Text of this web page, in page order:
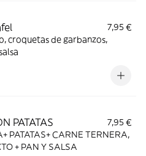
7,95 €
croquetas de garbanzos,
PATATAS
7,95 €
PATATAS+ CARNE TERNERA,
+ PAN Y SALSA